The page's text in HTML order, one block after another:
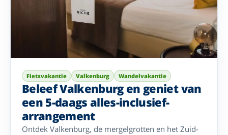
Fietsvakantie Valkenburg Wandelvakantie
Beleef Valkenburg en geniet van
een 5-daags alles-inclusief-
arrangement
Ontdek Valkenburg, de mergelgrotten en het Zuid-